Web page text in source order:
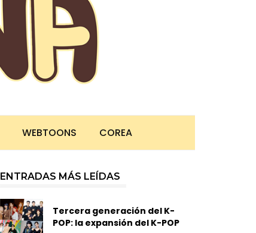
WEBTOONS COREA
ENTRADAS MÁS LEÍDAS
Tercera generación del K-
POP: la expansión del K-POP